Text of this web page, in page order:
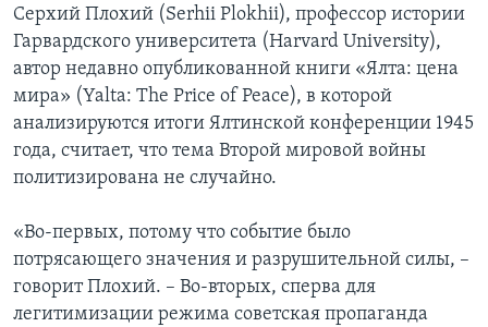
Серхий Плохий (Serhii Plokhii), профессор истории
Гарвардского университета (Harvard University),
автор недавно опубликованной книги «Ялта: цена
мира» (Yalta: The Price of Peace), в которой
анализируются итоги Ялтинской конференции 1945
года, считает, что тема Второй мировой войны
политизирована не случайно.
«Во-первых, потому что событие было
потрясающего значения и разрушительной силы, –
говорит Плохий. – Во-вторых, сперва для
легитимизации режима советская пропаганда